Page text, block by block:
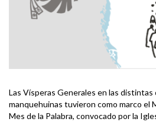
Las Vísperas Generales en las distintas
manquehuinas tuvieron como marco el
Mes de la Palabra, convocado por la